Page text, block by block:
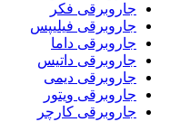
جاروبرقی فکر
جاروبرقی فیلیپس
جاروبرقی داما
جاروبرقی داتیس
جاروبرقی دیمی
جاروبرقی ویتور
جاروبرقی کارچر